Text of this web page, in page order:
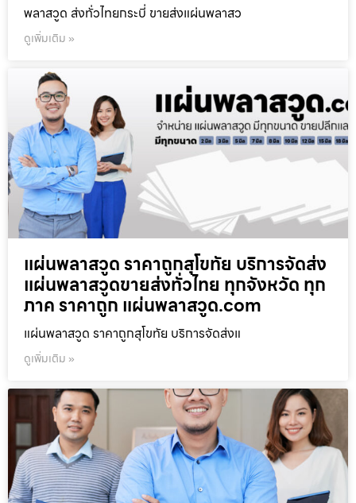
พลาสวูด ส่งทั่วไทยกระบี่ ขายส่งแผ่นพลาสว
ดูเพิ่มเติม »
แผ่นพลาสวูด ราคาถูกสุโขทัย บริการจัดส่ง
แผ่นพลาสวูดขายส่งทั่วไทย ทุกจังหวัด ทุก
ภาค ราคาถูก แผ่นพลาสวูด.com
แผ่นพลาสวูด ราคาถูกสุโขทัย บริการจัดส่งแ
ดูเพิ่มเติม »